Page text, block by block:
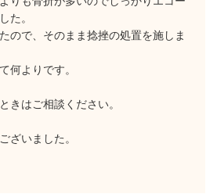
た。
ので、そのまま捻挫の処置を施しま
何よりです。
きはご相談ください。
ざいました。